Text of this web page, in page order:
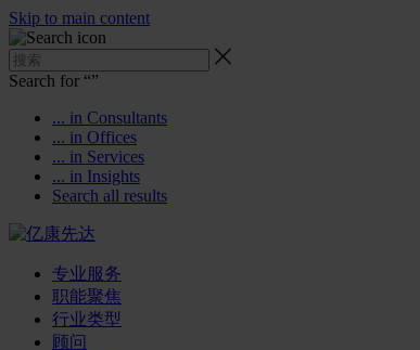
Skip to main content
Search for “”
... in Consultants
... in Offices
... in Services
... in Insights
Search all results
专业服务
职能聚焦
行业类型
顾问